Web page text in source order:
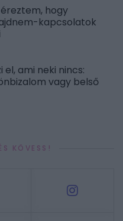
hogy
kapcsolatok
ami neki nincs:
vagy belső
KÖVESS!